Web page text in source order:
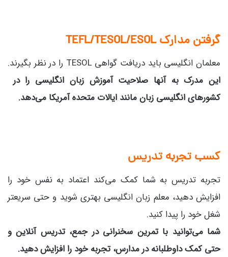
گرفتن مدارک TEFL/TESOL/ESOL
معلمان انگلیسی باید دریافت گواهی TESOL را در نظر بگیرند.
این مدرک به آنها صلاحیت آموزش زبان انگلیسی را در
کشورهای انگلیسی زبان مانند ایالات متحده آمریکا می‌دهد.
کسب تجربه تدریس
تجربه تدریس به شما کمک می‌کند اعتماد به نفس خود را
افزایش دهید، معلم زبان انگلیسی بهتری شوید و حتی سریعتر
شغل خود را پیدا کنید.
شما می‌توانید با تمرین سخنرانی در جمع، تدریس آنلاین و
حتی کمک داوطلبانه در مدارس، تجربه خود را افزایش دهید.